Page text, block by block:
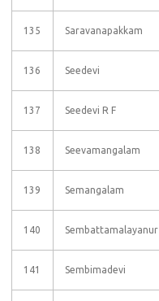
135 Saravanapakkam
136 Seedevi
137 Seedevi R F
138 Seevamangalam
139 Semangalam
140 Sembattamalayanur
141 Sembimadevi